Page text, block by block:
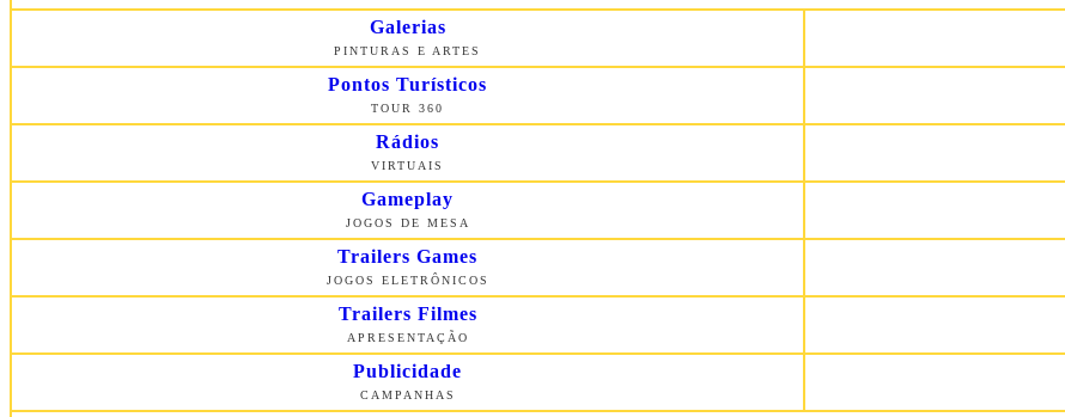
Galerias
PINTURAS E ARTES
Pontos Turísticos
TOUR 360
Rádios
VIRTUAIS
Gameplay
JOGOS DE MESA
Trailers Games
JOGOS ELETRÔNICOS
Trailers Filmes
APRESENTAÇÃO
Publicidade
CAMPANHAS